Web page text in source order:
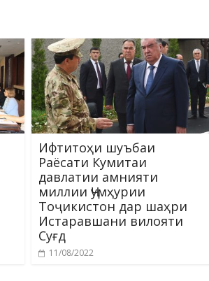
Ифтитоҳи шуъбаи
Раёсати Кумитаи
давлатии амнияти
миллии Ҷумҳурии
Тоҷикистон дар шаҳри
Истаравшани вилояти
Суғд
11/08/2022